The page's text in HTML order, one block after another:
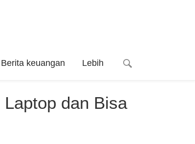
Berita keuangan Lebih
dan Bisa